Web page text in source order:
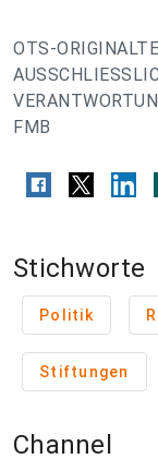
OTS-
FMB
Stichworte
Politik
Stiftungen
Channel